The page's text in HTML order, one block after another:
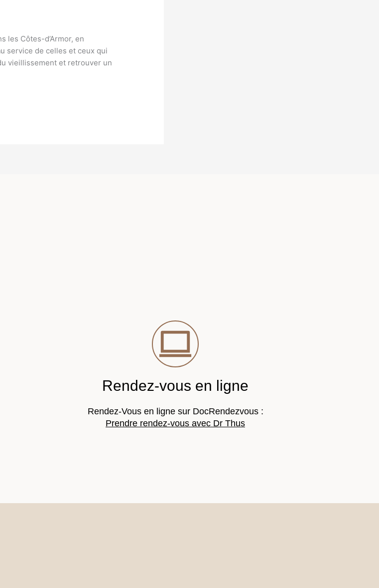
les Côtes-d’Armor, en
service de celles et ceux qui
vieillissement et retrouver un
Rendez-vous en ligne
Rendez-Vous en ligne sur DocRendezvous :
Prendre rendez-vous avec Dr Thus